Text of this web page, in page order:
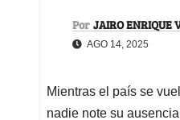
Por JAIRO ENRIQUE
AGO 14, 2025
Mientras el país se
nadie note su ausencia